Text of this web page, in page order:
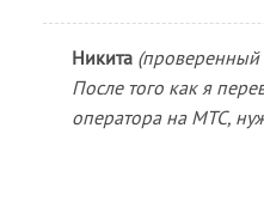
Никита (проверенный
После того как я
оператора на МТС,